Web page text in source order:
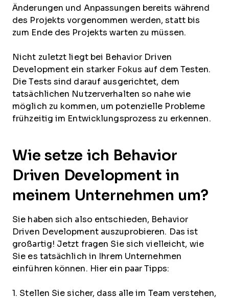
Änderungen und Anpassungen bereits während
des Projekts vorgenommen werden, statt bis
zum Ende des Projekts warten zu müssen.
Nicht zuletzt liegt bei Behavior Driven
Development ein starker Fokus auf dem Testen.
Die Tests sind darauf ausgerichtet, dem
tatsächlichen Nutzerverhalten so nahe wie
möglich zu kommen, um potenzielle Probleme
frühzeitig im Entwicklungsprozess zu erkennen.
Wie setze ich Behavior
Driven Development in
meinem Unternehmen um?
Sie haben sich also entschieden, Behavior
Driven Development auszuprobieren. Das ist
großartig! Jetzt fragen Sie sich vielleicht, wie
Sie es tatsächlich in Ihrem Unternehmen
einführen können. Hier ein paar Tipps:
1. Stellen Sie sicher, dass alle im Team verstehen,